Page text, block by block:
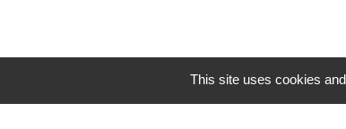
This site uses cookies